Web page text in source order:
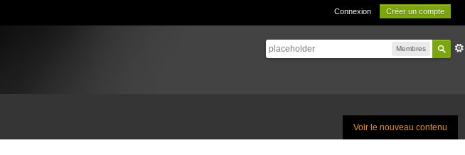
Connexion Créer un compte
Membres
Voir le nouveau contenu